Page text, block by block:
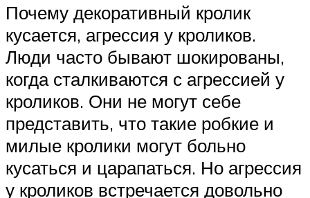
Почему декоративный кролик
кусается, агрессия у кроликов.
Люди часто бывают шокированы,
когда сталкиваются с агрессией у
кроликов. Они не могут себе
представить, что такие робкие и
милые кролики могут больно
кусаться и царапаться. Но агрессия
у кроликов встречается довольно